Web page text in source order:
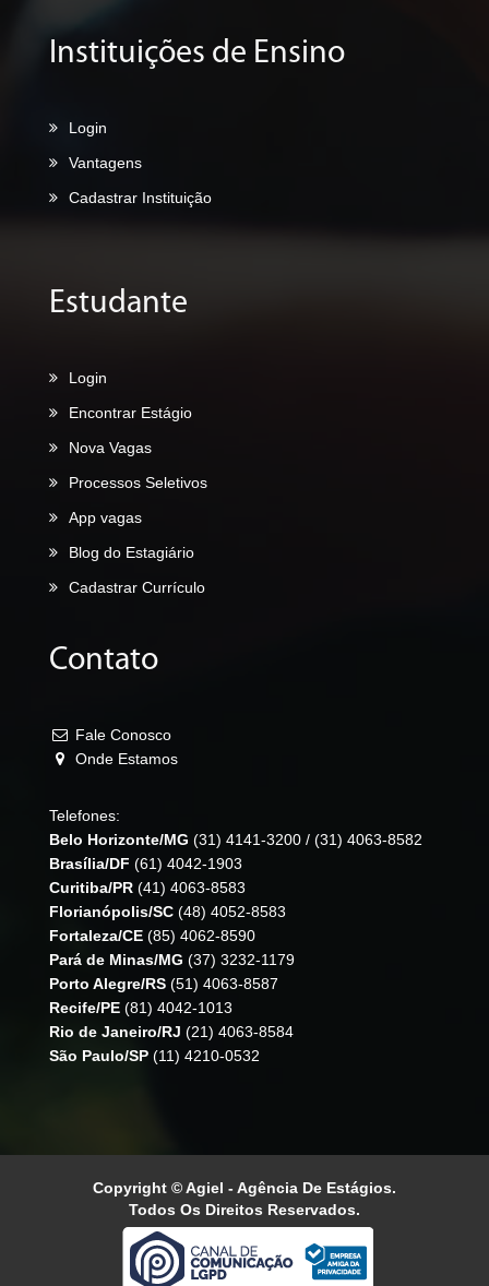
Instituições de Ensino
Login
Vantagens
Cadastrar Instituição
Estudante
Login
Encontrar Estágio
Nova Vagas
Processos Seletivos
App vagas
Blog do Estagiário
Cadastrar Currículo
Contato
Fale Conosco
Onde Estamos
Telefones:
Belo Horizonte/MG (31) 4141-3200 / (31) 4063-8582
Brasília/DF (61) 4042-1903
Curitiba/PR (41) 4063-8583
Florianópolis/SC (48) 4052-8583
Fortaleza/CE (85) 4062-8590
Pará de Minas/MG (37) 3232-1179
Porto Alegre/RS (51) 4063-8587
Recife/PE (81) 4042-1013
Rio de Janeiro/RJ (21) 4063-8584
São Paulo/SP (11) 4210-0532
Copyright © Agiel - Agência De Estágios.
Todos Os Direitos Reservados.